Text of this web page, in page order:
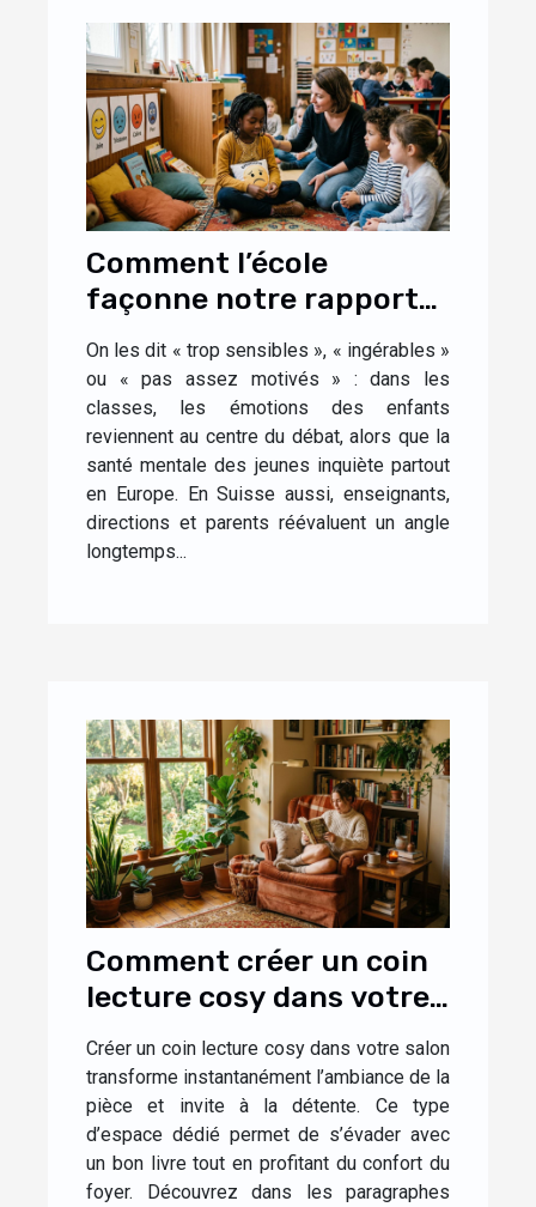
Comment l’école
façonne notre rapport
aux émotions dès
l’enfance
On les dit « trop sensibles », « ingérables »
ou « pas assez motivés » : dans les
classes, les émotions des enfants
reviennent au centre du débat, alors que la
santé mentale des jeunes inquiète partout
en Europe. En Suisse aussi, enseignants,
directions et parents réévaluent un angle
longtemps...
Comment créer un coin
lecture cosy dans votre
salon ?
Créer un coin lecture cosy dans votre salon
transforme instantanément l’ambiance de la
pièce et invite à la détente. Ce type
d’espace dédié permet de s’évader avec
un bon livre tout en profitant du confort du
foyer. Découvrez dans les paragraphes